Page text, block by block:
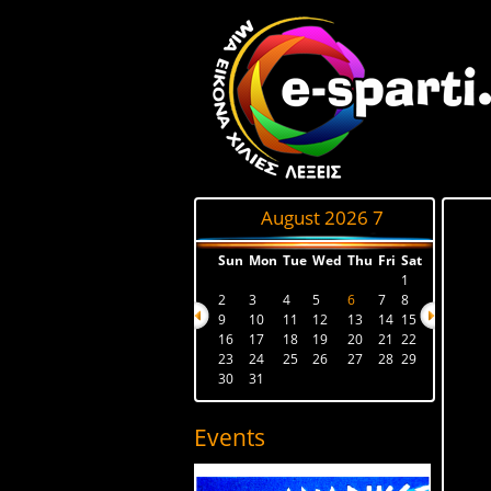
August 2026 7
Sun Mon Tue Wed Thu Fri Sat
1
2
3 4 5 6 7
8
9
10 11 12 13 14 15
16
17 18 19 20 21
22
23
24 25 26 27 28 29
30
31
Events